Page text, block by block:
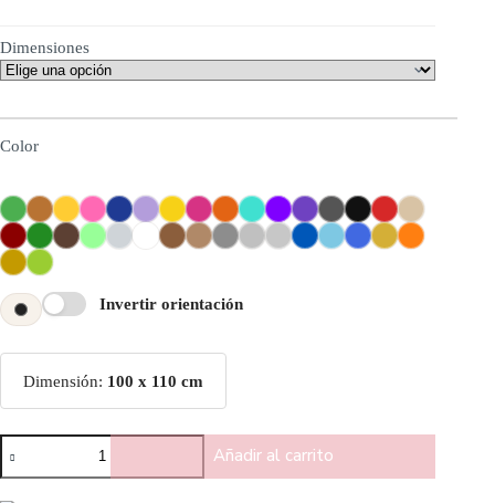
Dimensiones
Color
Invertir orientación
Dimensión: 100 x 110 cm
Añadir al carrito